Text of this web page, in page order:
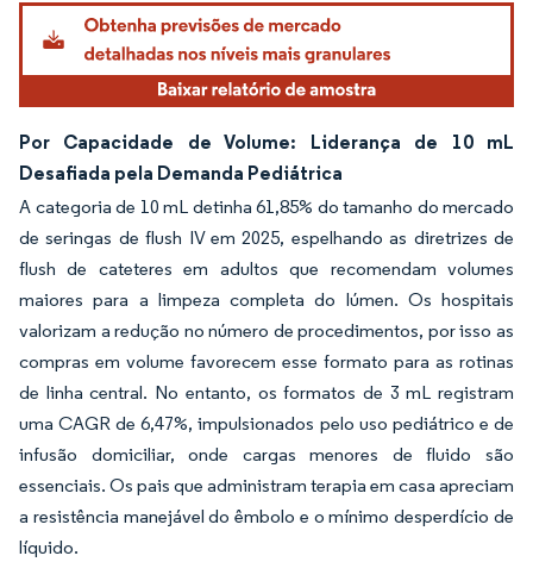
Por Capacidade de Volume: Liderança de 10 mL
Desafiada pela Demanda Pediátrica
A categoria de 10 mL detinha 61,85% do tamanho do mercado
de seringas de flush IV em 2025, espelhando as diretrizes de
flush de cateteres em adultos que recomendam volumes
maiores para a limpeza completa do lúmen. Os hospitais
valorizam a redução no número de procedimentos, por isso as
compras em volume favorecem esse formato para as rotinas
de linha central. No entanto, os formatos de 3 mL registram
uma CAGR de 6,47%, impulsionados pelo uso pediátrico e de
infusão domiciliar, onde cargas menores de fluido são
essenciais. Os pais que administram terapia em casa apreciam
a resistência manejável do êmbolo e o mínimo desperdício de
líquido.